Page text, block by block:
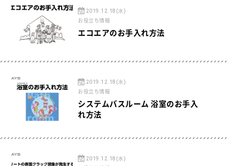
2019.12.18(水)
お役立ち情報
エコエアのお手入れ方法
2019.12.18(水)
お役立ち情報
システムバスルーム 浴室のお手入
れ方法
2019.12.18(水)